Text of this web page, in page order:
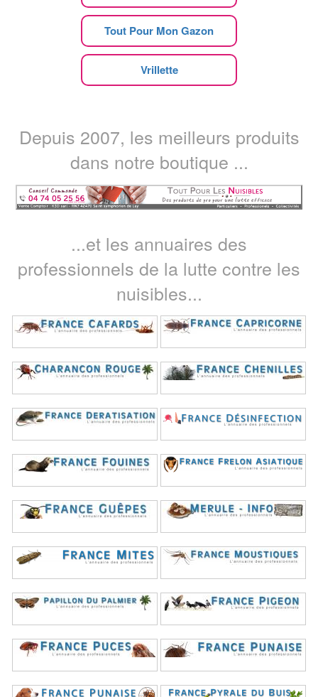
Tout Pour Mon Gazon
Vrillette
Depuis 2007, les meilleurs produits
dans notre boutique ...
...et les annuaires des
professionnels de la lutte contre les
nuisibles...